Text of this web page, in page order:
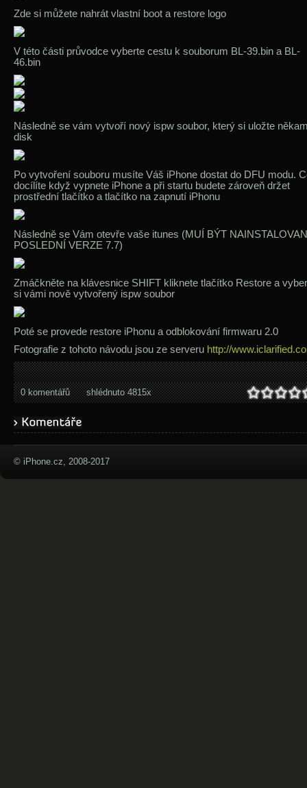
Zde si můžete nahrát vlastní boot a restore logo
V této části průvodce vyberte cestu k souborum BL-39.bin a BL-
46.bin
Následně se vám vytvoří nový ispw soubor, který si uložte
disk
Po vytvoření souboru musíte Váš iPhone dostat do DFU modu.
docílíte když vypnete iPhone a při startu budete zároveň držet
prostřední tlačítko a tlačítko na zapnutí iPhonu
Následně se Vám otevře vaše itunes (MUÍ BÝT
POSLEDNÍ VERZE 7.7)
Zmáčkněte na klávesnice SHIFT kliknete tlačítko Restore a
si vámi nově vytvořený ispw soubor
Poté se provede restore iPhonu a odblokování firmwaru 2.0
Fotografie z tohoto návodu jsou ze serveru http://
0 komentářů shlédnuto 4815x
© iPhone.cz, 2008-2017